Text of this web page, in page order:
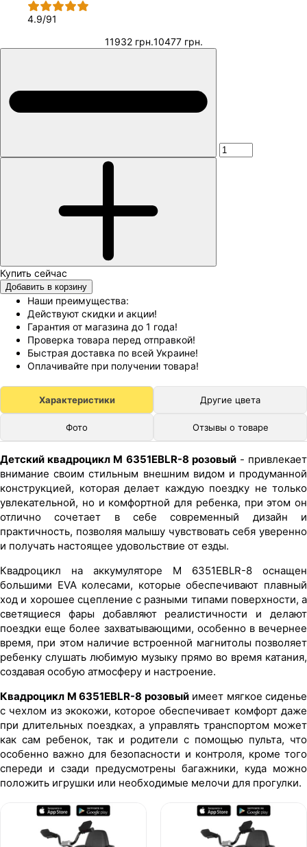
4.9/91
11932 грн.10477 грн.
Добавить в корзину
Наши преимущества:
Действуют скидки и акции!
Гарантия от магазина до 1 года!
Проверка товара перед отправкой!
Быстрая доставка по всей Украине!
Оплачивайте при получении товара!
Характеристики Другие цвета
Фото Отзывы о товаре
Детский квадроцикл M 6351EBLR-8 розовый- привлекает
внимание своим стильным внешним видом и продуманной
конструкцией, которая делает каждую поездку не только
увлекательной, но и комфортной для ребенка, при этом он
отлично сочетает в себе современный дизайн и
практичность, позволяя малышу чувствовать себя уверенно
и получать настоящее удовольствие от езды.
Квадроцикл на аккумуляторе M 6351EBLR-8 оснащен
большими EVA колесами, которые обеспечивают плавный
ход и хорошее сцепление с разными типами поверхности, а
светящиеся фары добавляют реалистичности и делают
поездки еще более захватывающими, особенно в вечернее
время, при этом наличие встроенной магнитолы позволяет
ребенку слушать любимую музыку прямо во время катания,
создавая особую атмосферу и настроение.
Квадроцикл M 6351EBLR-8 розовыйимеет мягкое сиденье
с чехлом из экокожи, которое обеспечивает комфорт даже
при длительных поездках, а управлять транспортом может
как сам ребенок, так и родители с помощью пульта, что
особенно важно для безопасности и контроля, кроме того
спереди и сзади предусмотрены багажники, куда можно
положить игрушки или необходимые мелочи для прогулки.